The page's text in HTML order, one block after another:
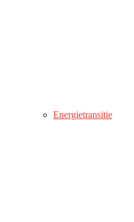
Energietransitie